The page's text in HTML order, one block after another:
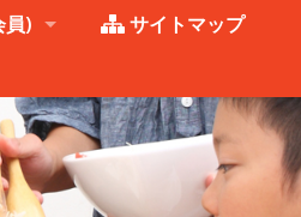
)
サイトマップ